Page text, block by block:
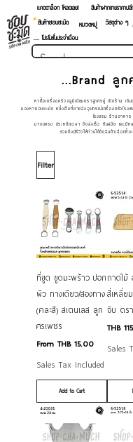
แคตตาล็อก โหลดเลย!
สินค้าฝากขายราคาป
สินค้าชอบชะมัด
หมวดหมู่
วัสดุต่าง ๆ
.... โปรโมชั่นประจำเดือน
...Brand ลูก
หาซื้อเครื่องครัวอลูมิเนียมตราลูกศรคู่ เปิดร้าน เติ
มองหาชอบชะมัด หนึ่งเว็บที่ขายส่งอุปกรณ์เครื่องครัวโรง
โรงแรม ร้านอาหาร
มาจบครบ ประหยัดเวลา จัดส่งเร็ว ทันสมัย และมีหล
รวมถึงมีรีวิวให้ท่านได้ตัดสินค้าเลือกซื้อ
Filter
ที่ขูด ขูดมะพร้าว ปอก
ผิว ทางเดียว/สองทาง
(คละสี) สเตนเลส ลูก
ศรเพชร
From THB 15.00
Sale Price
Sales Tax Included
Add to Cart
ถาดไม้
สี่เหลี่ย
จับ ตร
Price
THB
Sales